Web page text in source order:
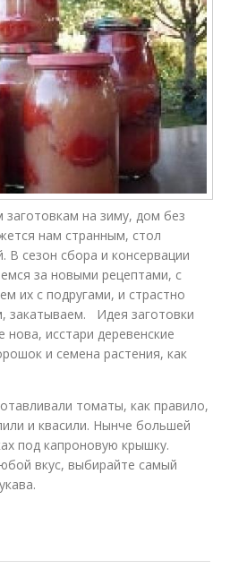
на зиму, дом без
нам странным, стол
В сезон сбора и консервации
за новыми рецептами, с
их с подругами, и страстно
закатываем. Идея заготовки
исстари деревенские
и семена растения, как
томаты, как правило,
и квасили. Нынче большей
под капроновую крышку.
вкус, выбирайте самый